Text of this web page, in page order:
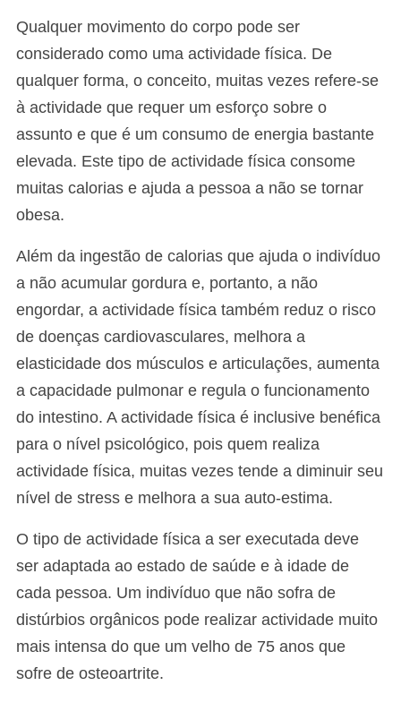
Qualquer movimento do corpo pode ser
considerado como uma actividade física. De
qualquer forma, o conceito, muitas vezes refere-se
à actividade que requer um esforço sobre o
assunto e que é um consumo de energia bastante
elevada. Este tipo de actividade física consome
muitas calorias e ajuda a pessoa a não se tornar
obesa.
Além da ingestão de calorias que ajuda o indivíduo
a não acumular gordura e, portanto, a não
engordar, a actividade física também reduz o risco
de doenças cardiovasculares, melhora a
elasticidade dos músculos e articulações, aumenta
a capacidade pulmonar e regula o funcionamento
do intestino. A actividade física é inclusive benéfica
para o nível psicológico, pois quem realiza
actividade física, muitas vezes tende a diminuir seu
nível de stress e melhora a sua auto-estima.
O tipo de actividade física a ser executada deve
ser adaptada ao estado de saúde e à idade de
cada pessoa. Um indivíduo que não sofra de
distúrbios orgânicos pode realizar actividade muito
mais intensa do que um velho de 75 anos que
sofre de osteoartrite.